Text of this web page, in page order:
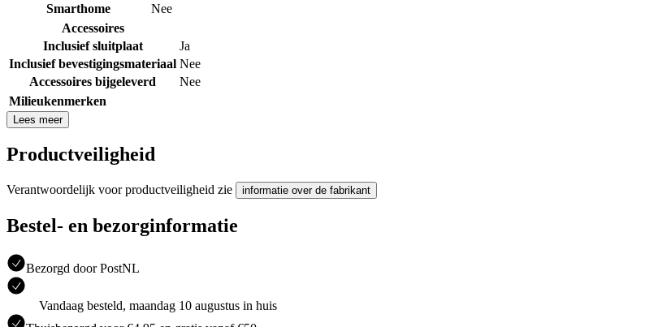
Smarthome
Nee
Accessoires
Inclusief sluitplaat
Ja
Inclusief bevestigingsmateriaal Nee
Accessoires bijgeleverd
Nee
Milieukenmerken
Lees meer
Productveiligheid
Verantwoordelijk voor productveiligheid zie informatie over de fabrikant
Bestel- en bezorginformatie
Bezorgd door PostNL
Vandaag besteld, maandag 10 augustus in huis